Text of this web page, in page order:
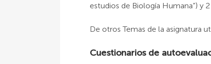
estudios de Biología Humana”) y
De otros Temas de la asignatura
Cuestionarios de